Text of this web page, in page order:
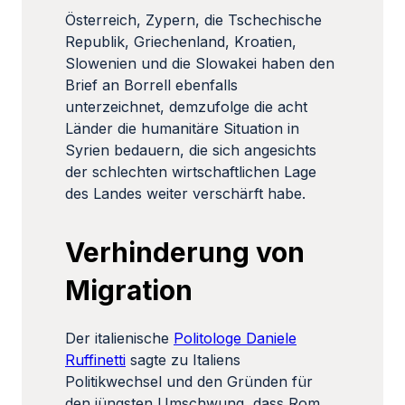
Österreich, Zypern, die Tschechische
Republik, Griechenland, Kroatien,
Slowenien und die Slowakei haben den
Brief an Borrell ebenfalls
unterzeichnet, demzufolge die acht
Länder die humanitäre Situation in
Syrien bedauern, die sich angesichts
der schlechten wirtschaftlichen Lage
des Landes weiter verschärft habe.
Verhinderung von
Migration
Der italienische Politologe Daniele
Ruffinetti sagte zu Italiens
Politikwechsel und den Gründen für